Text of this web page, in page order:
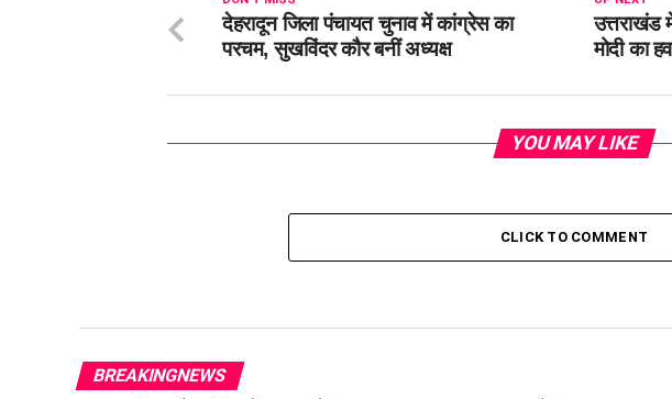
उत्तराखंड
मोदी का
देहरादून जिला पंचायत चुनाव में कांग्रेस का
परचम, सुखविंदर कौर बनीं अध्यक्ष
YOU MAY LIKE
CLICK TO COMMENT
BREAKINGNEWS